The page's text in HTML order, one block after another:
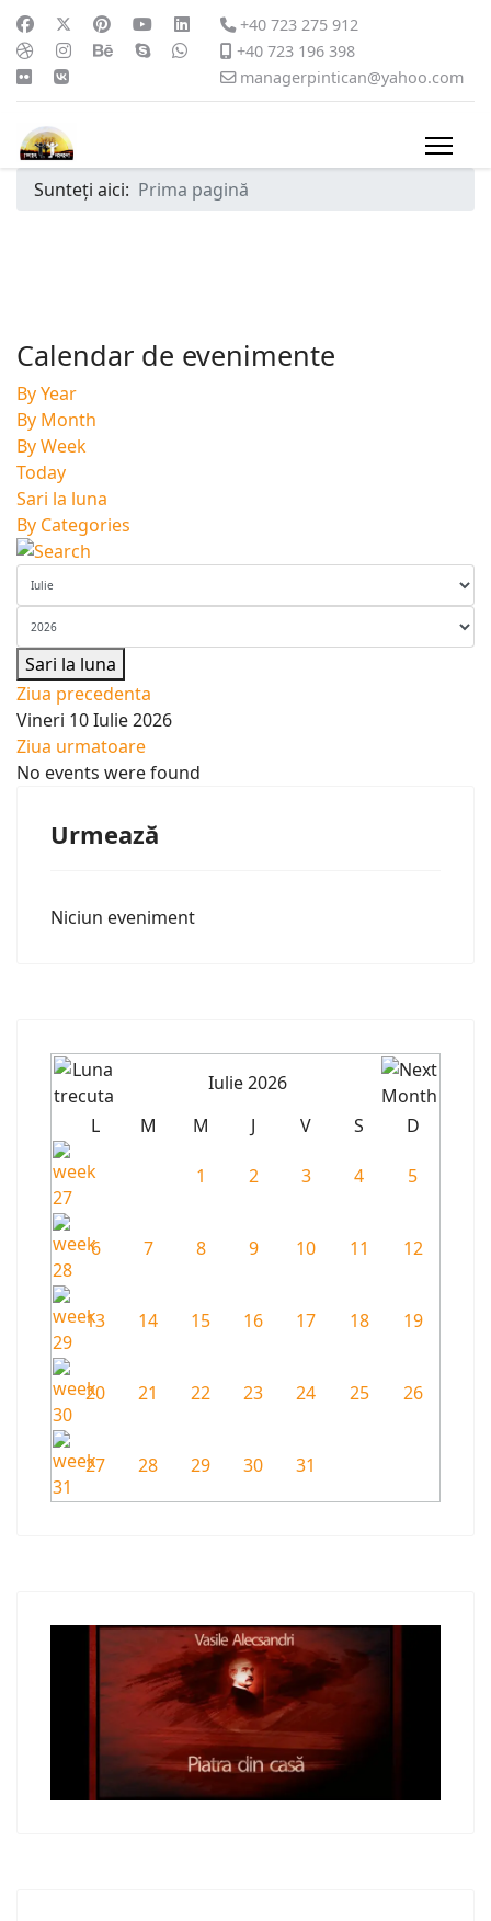
+40 723 275 912
+40 723 196 398
managerpintican@yahoo.com
Sunteți aici: Prima pagină
Calendar de evenimente
By Year
By Month
By Week
Today
Sari la luna
By Categories
Sari la luna
Ziua precedenta
Vineri 10 Iulie 2026
Ziua urmatoare
No events were found
Urmează
Niciun eveniment
Iulie 2026
L
M M J V S D
1 2 3 4 5
6 7 8 9 10 11 12
13 14 15 16 17 18 19
20 21 22 23 24 25 26
27 28 29 30 31